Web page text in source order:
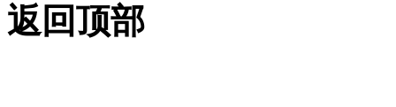
返回顶部